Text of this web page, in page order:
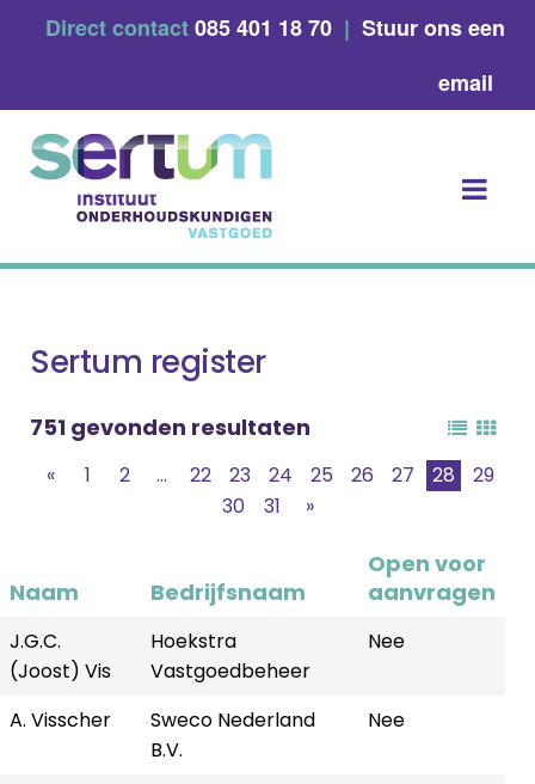
Direct contact085 401 18 70 | Stuur ons een
email
Sertum register
751 gevonden resultaten
« 1 2 ... 22 23 24 25 26 27 28
29
30
31 »
Naam Bedrijfsnaam
Open voor
aanvragen
J.G.C.
(Joost) Vis
Hoekstra
Vastgoedbeheer
Nee
A. Visscher
Sweco Nederland
B.V.
Nee